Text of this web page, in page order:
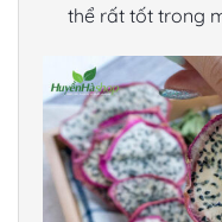
thể rất tốt trong